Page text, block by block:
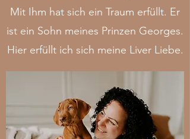
Mit Ihm hat sich ein Traum erfüllt. Er
ist ein Sohn meines Prinzen Georges.
Hier erfüllt ich sich meine Liver Liebe.